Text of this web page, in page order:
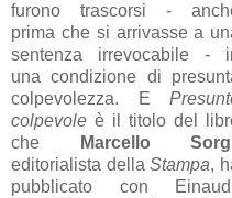
furono trascorsi -
prima che si arrivasse a
sentenza irrevocabile -
una condizione di
colpevolezza. E
colpevoleè il titolo del
che
Marcello
editorialista dellaStampa,
pubblicato con